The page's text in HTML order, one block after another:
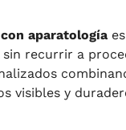
aparatología
recurrir a
visibles y